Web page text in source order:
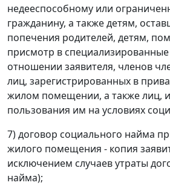
недееспособному или
гражданину, а также детям,
попечения родителей, детям,
присмотр в
отношении заявителя, членов
лиц, зарегистрированных в
жилом помещении, а также лиц,
пользования им на условиях
7) договор социального найма
жилого помещения - копия
исключением случаев утраты
найма);